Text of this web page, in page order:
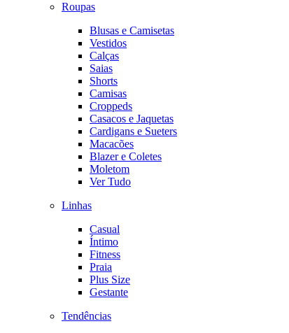
Roupas
Blusas e Camisetas
Vestidos
Calças
Saias
Shorts
Camisas
Croppeds
Casacos e Jaquetas
Cardigans e Sueters
Macacões
Blazer e Coletes
Moletom
Ver Tudo
Linhas
Casual
Íntimo
Fitness
Praia
Plus Size
Gestante
Tendências